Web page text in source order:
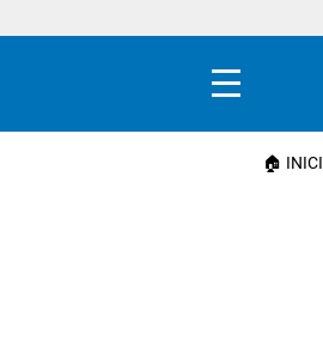
Menú
🏠 INICI